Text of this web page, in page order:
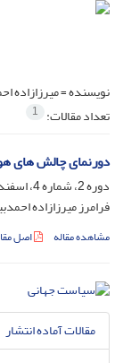
نویسنده =میرزازاده
تعداد مقالات: 1
دورنمای چالش های
دوره 2، شماره 4، اسفند 1392، صفحه
فرامرز میرزازاده
مشاهده مقاله اصل
مقالات آماده انتشار